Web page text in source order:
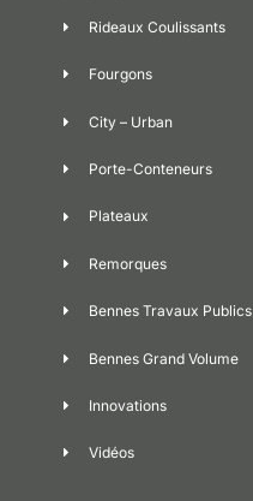
Rideaux Coulissants
Fourgons
City – Urban
Porte-Conteneurs
Plateaux
Remorques
Bennes Travaux Publics
Bennes Grand Volume
Innovations
Vidéos